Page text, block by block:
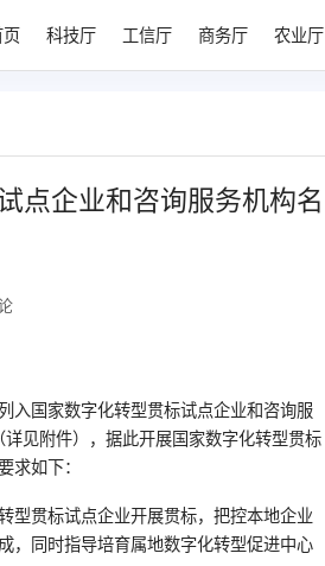
页 科技厅 工信厅 商务厅 农业厅
点企业和咨询服务机构名
入国家数字化转型贯标试点企业和咨询服
见附件），据此开展国家数字化转型贯标
求如下：
型贯标试点企业开展贯标，把控本地企业
，同时指导培育属地数字化转型促进中心